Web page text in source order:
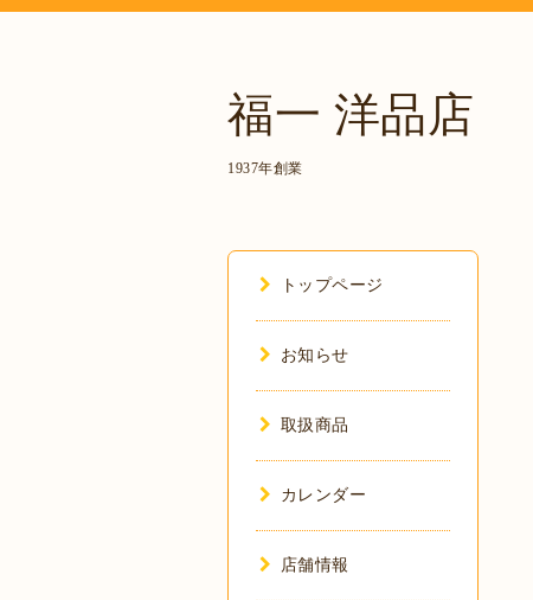
福一 洋品店
1937年創業
トップページ
お知らせ
取扱商品
カレンダー
店舗情報